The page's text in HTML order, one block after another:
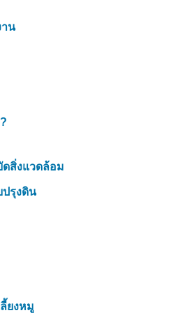
าน
สิ่งแวดล้อม
รุงดิน
ยงหมู